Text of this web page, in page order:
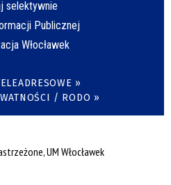
selektywnie
Publicznej
Włocławek
»
/ RODO »
UM Włocławek